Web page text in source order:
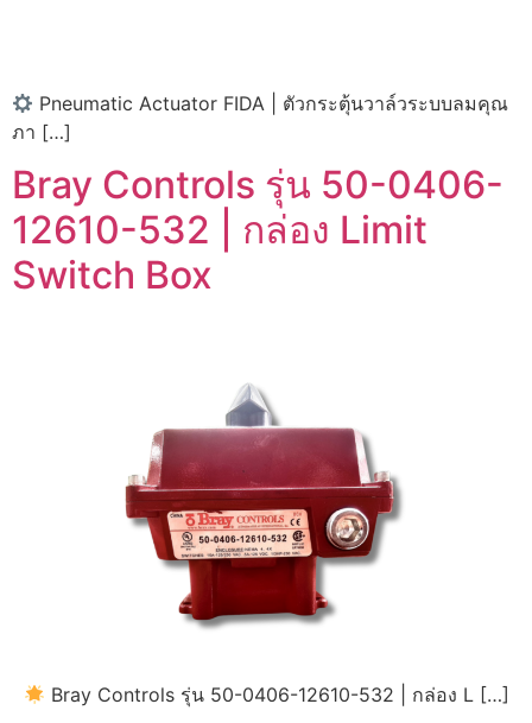
Pneumatic Actuator FIDA | ตัวกระตุ้นวาล์วระบบลมคุณ
ภา […]
Bray Controls รุ่น 50-0406-
12610-532 | กล่อง Limit
Switch Box
Bray Controls รุ่น 50-0406-12610-532 | กล่อง L […]